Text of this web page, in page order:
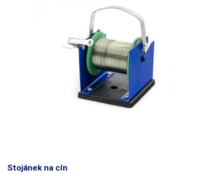
Stojánek na cín